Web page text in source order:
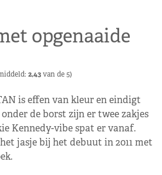
opgenaaide
2,43van de 5)
is effen van kleur en eindigt
de borst zijn er twee zakjes
Kennedy-vibe spat er vanaf.
jasje bij het debuut in 2011 met